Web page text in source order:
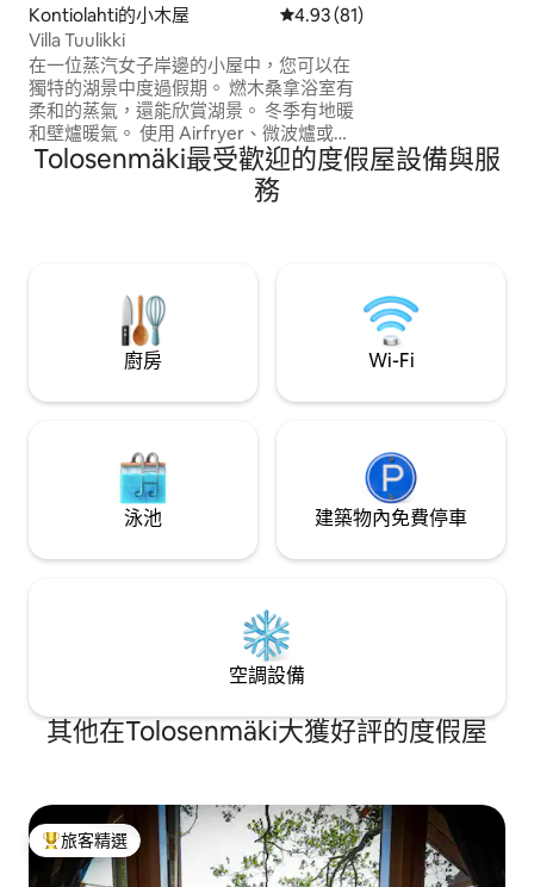
Kontiolahti的小木屋 從 81 則評價中獲得 4.93 的平
4.93 (81)
Villa Tuulikki
在一位蒸汽女子岸邊的小屋中，您可以在
獨特的湖景中度過假期。 燃木桑拿浴室有
柔和的蒸氣，還能欣賞湖景。 冬季有地暖
和壁爐暖氣。 使用 Airfryer、微波爐或在
露臺上用瓦斯烤架準備食物。 可直接從廚
房水龍頭獲得飲用水。 房客可以使用整間
小木屋，包括可供兩人入住的睡眠空間、
Tolosenmäki最受歡迎的度假屋設備與服
務
廚房 Wi-Fi
泳池 建築物內免費停車
空調設備
其他在Tolosenmäki大獲好評的度假屋
旅客精選榜首
旅客精選